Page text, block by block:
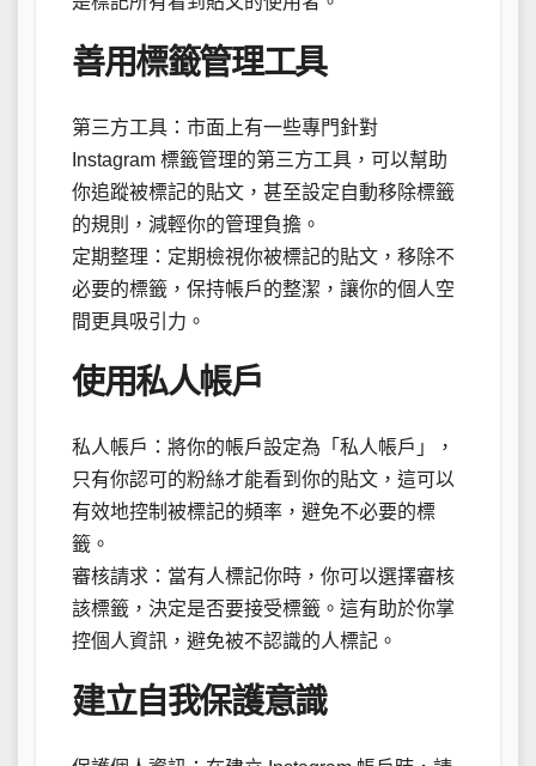
善用標籤管理工具
第三方工具：市面上有一些專門針對
Instagram 標籤管理的第三方工具，可以幫助
你追蹤被標記的貼文，甚至設定自動移除標籤
的規則，減輕你的管理負擔。
定期整理：定期檢視你被標記的貼文，移除不
必要的標籤，保持帳戶的整潔，讓你的個人空
間更具吸引力。
使用私人帳戶
私人帳戶：將你的帳戶設定為「私人帳戶」，
只有你認可的粉絲才能看到你的貼文，這可以
有效地控制被標記的頻率，避免不必要的標
籤。
審核請求：當有人標記你時，你可以選擇審核
該標籤，決定是否要接受標籤。這有助於你掌
控個人資訊，避免被不認識的人標記。
建立自我保護意識